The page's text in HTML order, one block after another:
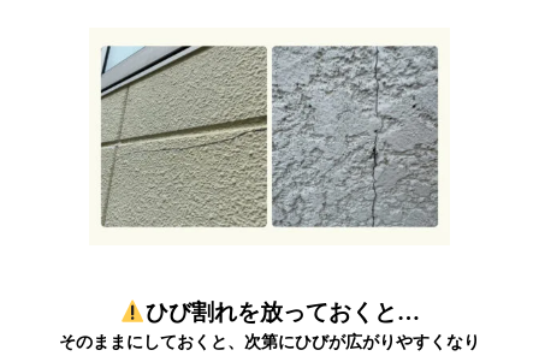
ひび割れを放っておくと…
そのままにしておくと、次第にひびが広がりやすくなり